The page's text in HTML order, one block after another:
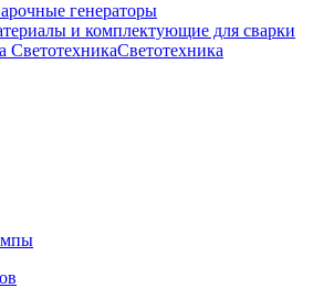
генераторы
и комплектующие для сварки
Светотехника